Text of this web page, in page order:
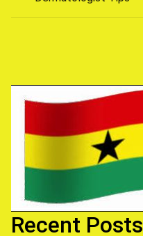
Recent Posts